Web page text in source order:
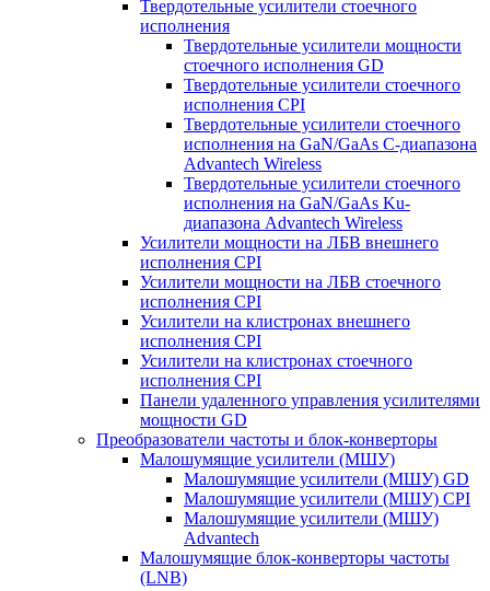
Твердотельные усилители стоечного
исполнения
Твердотельные усилители мощности
стоечного исполнения GD
Твердотельные усилители стоечного
исполнения CPI
Твердотельные усилители стоечного
исполнения на GaN/GaAs С-диапазона
Advantech Wireless
Твердотельные усилители стоечного
исполнения на GaN/GaAs Ku-
диапазона Advantech Wireless
Усилители мощности на ЛБВ внешнего
исполнения CPI
Усилители мощности на ЛБВ стоечного
исполнения CPI
Усилители на клистронах внешнего
исполнения CPI
Усилители на клистронах стоечного
исполнения CPI
Панели удаленного управления усилителями
мощности GD
Преобразователи частоты и блок-конверторы
Малошумящие усилители (МШУ)
Малошумящие усилители (МШУ) GD
Малошумящие усилители (МШУ) CPI
Малошумящие усилители (МШУ)
Advantech
Малошумящие блок-конверторы частоты
(LNB)